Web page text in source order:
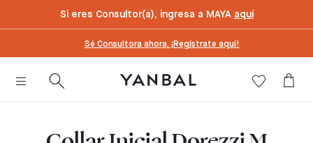
Si eres Consultor(a), ingresa a MAYA aquí
Sé Consultora ahora. ¡Regístrate aquí!